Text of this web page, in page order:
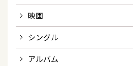
映画
シングル
アルバム